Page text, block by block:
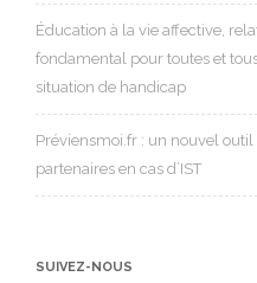
Éducation à la vie affective,
fondamental pour toutes et
situation de handicap
Préviensmoi.fr : un nouvel
partenaires en cas d’IST
SUIVEZ-NOUS